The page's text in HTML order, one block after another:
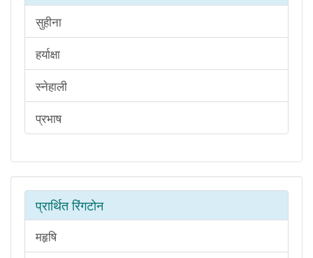
सुहीना
हर्याक्षा
स्नेहाली
प्रभाष
प्रार्थित रिंगटोन
महृषि